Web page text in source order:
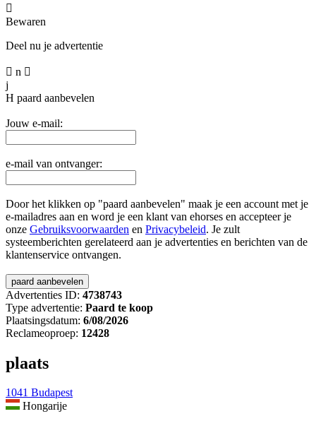

Bewaren
Deel nu je advertentie
 n 
j
H paard aanbevelen
Jouw e-mail:
e-mail van ontvanger:
Door het klikken op "paard aanbevelen" maak je een account met je
e-mailadres aan en word je een klant van ehorses en accepteer je
onze Gebruiksvoorwaarden en Privacybeleid. Je zult
systeemberichten gerelateerd aan je advertenties en berichten van de
klantenservice ontvangen.
Advertenties ID: 4738743
Type advertentie: Paard te koop
Plaatsingsdatum: 6/08/2026
Reclameoproep: 12428
plaats
1041 Budapest
Hongarije